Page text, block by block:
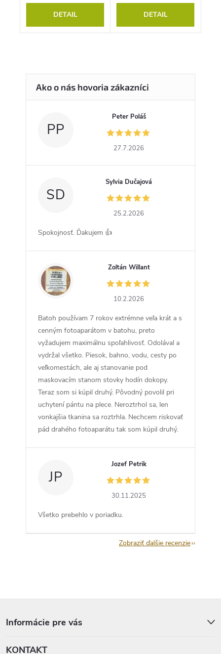
DETAIL DETAIL
PP
Peter Poláš
27.7.2026
SD
Sylvia Dučajová
25.2.2026
Spokojnosť. Ďakujem 👍
ZW
Zoltán Willant
10.2.2026
Batoh používam 7 rokov extrémne veľa krát a s
cenným fotoaparátom v batohu, preto
vyžadujem maximálnu spoľahlivosť. Odolával a
vydržal všetko. Piesok, bahno, vodu, cesty po
veľkomestách, ale aj stanovanie pod
maskovacím stanom stovky hodín dokopy.
Teraz som si kúpil druhý. Pôvodný povolil pri
uchytení pántu na plece. Neroztrhol sa, len
vonkajšia tkanina sa roztrhla. Nechcem riskovať
pád drahého fotoaparátu tak som kúpil druhý.
JP
Jozef Petrik
30.11.2025
Všetko prebehlo v poriadku.
Zobraziť ďalšie recenzie
Informácie pre vás
KONTAKT